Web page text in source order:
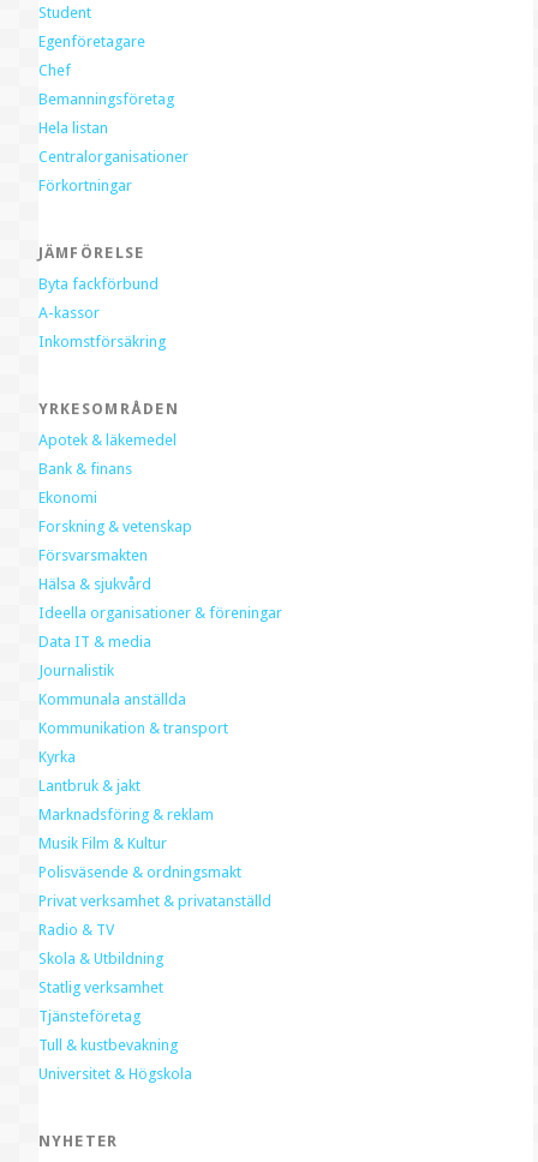
Student
Egenföretagare
Chef
Bemanningsföretag
Hela listan
Centralorganisationer
Förkortningar
JÄMFÖRELSE
Byta fackförbund
A-kassor
Inkomstförsäkring
YRKESOMRÅDEN
Apotek & läkemedel
Bank & finans
Ekonomi
Forskning & vetenskap
Försvarsmakten
Hälsa & sjukvård
Ideella organisationer & föreningar
Data IT & media
Journalistik
Kommunala anställda
Kommunikation & transport
Kyrka
Lantbruk & jakt
Marknadsföring & reklam
Musik Film & Kultur
Polisväsende & ordningsmakt
Privat verksamhet & privatanställd
Radio & TV
Skola & Utbildning
Statlig verksamhet
Tjänsteföretag
Tull & kustbevakning
Universitet & Högskola
NYHETER